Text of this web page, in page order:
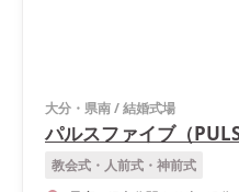
大分・県南/結婚式場
パルスファイブ（
教会式・人前式・神前式